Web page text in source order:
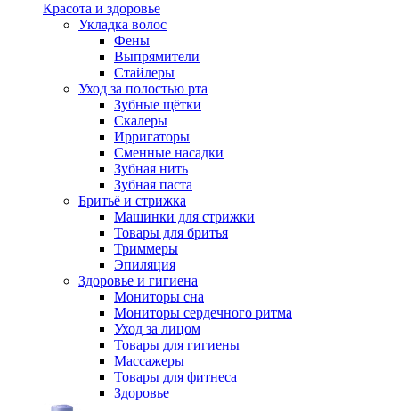
Красота и здоровье
Укладка волос
Фены
Выпрямители
Стайлеры
Уход за полостью рта
Зубные щётки
Скалеры
Ирригаторы
Сменные насадки
Зубная нить
Зубная паста
Бритьё и стрижка
Машинки для стрижки
Товары для бритья
Триммеры
Эпиляция
Здоровье и гигиена
Мониторы сна
Мониторы сердечного ритма
Уход за лицом
Товары для гигиены
Массажеры
Товары для фитнеса
Здоровье